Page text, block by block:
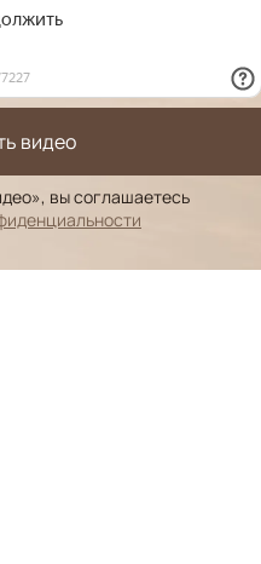
видео
вы соглашаетесь